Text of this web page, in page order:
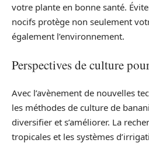
votre plante en bonne santé.
nocifs protège non seulement
également l’environnement.
Perspectives de culture
Avec l’avènement de nouvelles
les méthodes de culture de
diversifier et s’améliorer. La
tropicales et les systèmes